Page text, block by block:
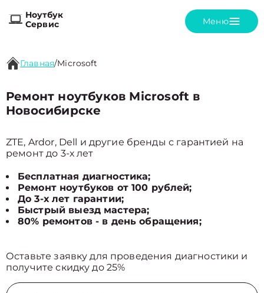
Ноутбук
Сервис
Меню
Главная/Microsoft
Ремонт ноутбуков Microsoft в
Новосибирске
ZTE, Ardor, Dell и другие бренды с гарантией на
ремонт до 3-х лет
Бесплатная диагностика;
Ремонт ноутбуков от 100 рублей;
До 3-х лет гарантии;
Быстрый выезд мастера;
80% ремонтов - в день обращения;
Оставьте заявку для проведения диагностики и
получите скидку до 25%